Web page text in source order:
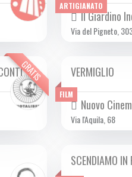
ARTIGIANATO
Il Giardino
Via del Pigneto,
GRATIS
FILM
DA GIO 03/10 A
VERMIGLIO
Nuovo
Via l'Aquila, 68
DOM 20/10
SCENDIAMO